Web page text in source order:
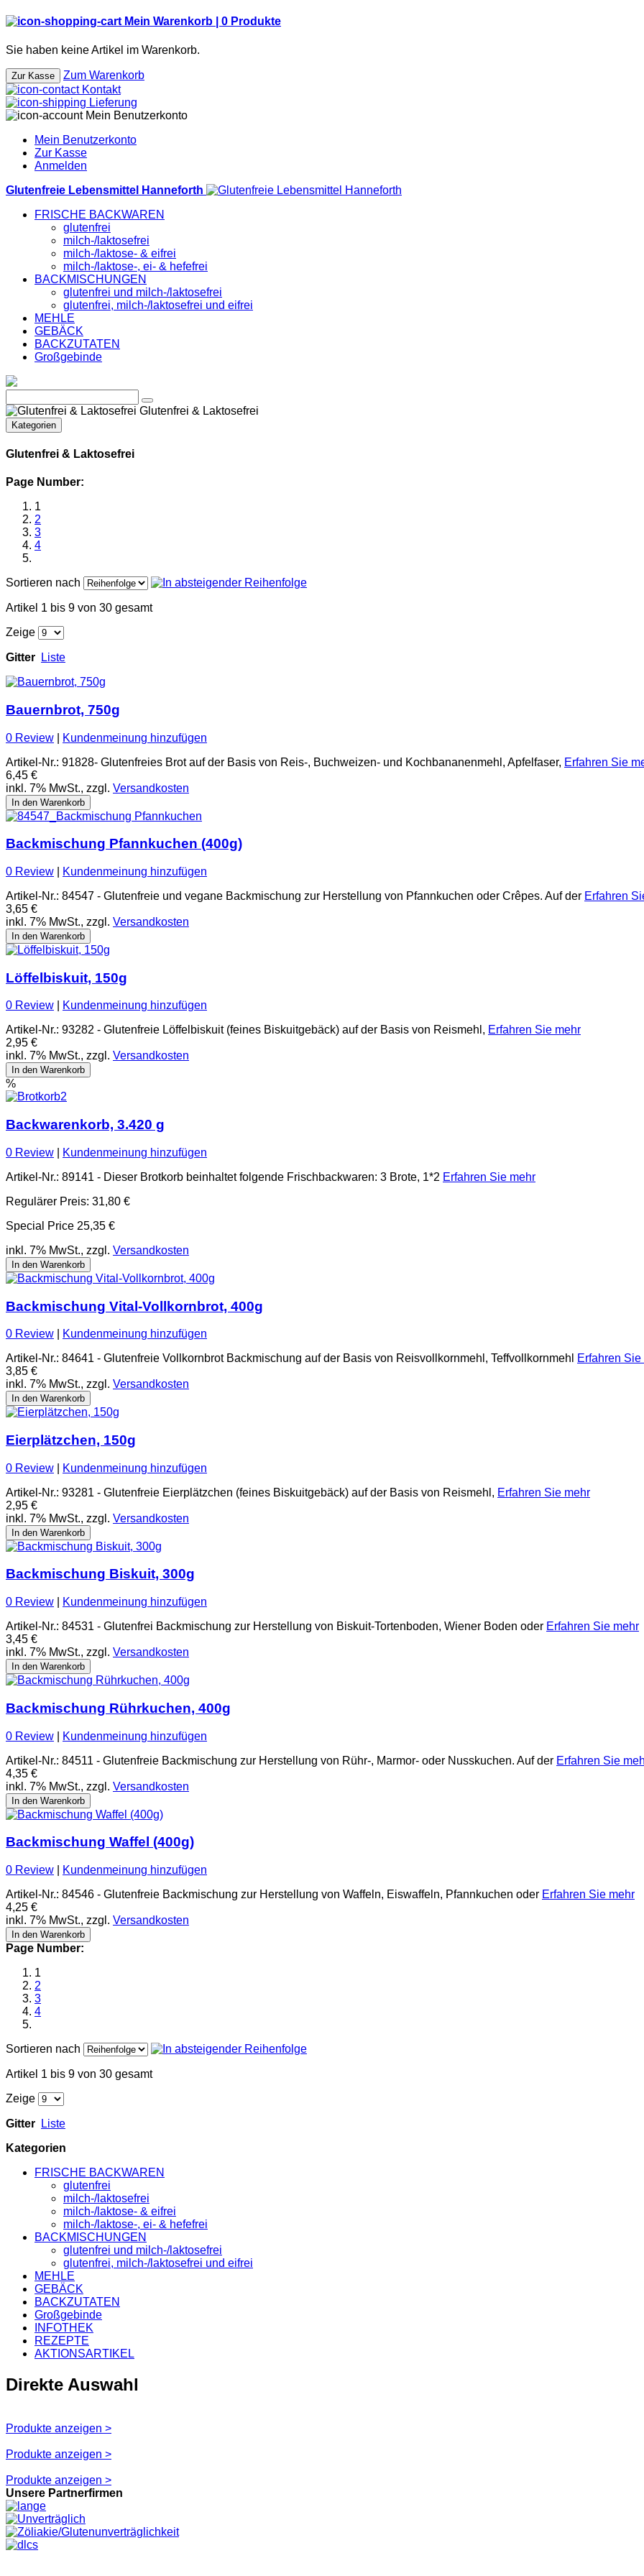
Mein Warenkorb | 0 Produkte
Sie haben keine Artikel im Warenkorb.
Zur Kasse
Zum Warenkorb
Kontakt
Lieferung
Mein Benutzerkonto
Mein Benutzerkonto
Zur Kasse
Anmelden
Glutenfreie Lebensmittel Hanneforth
FRISCHE BACKWAREN
glutenfrei
milch-/laktosefrei
milch-/laktose- & eifrei
milch-/laktose-, ei- & hefefrei
BACKMISCHUNGEN
glutenfrei und milch-/laktosefrei
glutenfrei, milch-/laktosefrei und eifrei
MEHLE
GEBÄCK
BACKZUTATEN
Großgebinde
Glutenfrei & Laktosefrei
Kategorien
Glutenfrei & Laktosefrei
Page Number:
1
2
3
4
Sortieren nach
Artikel 1 bis 9 von 30 gesamt
Zeige
Gitter Liste
Bauernbrot, 750g
0 Review
Kundenmeinung hinzufügen
Artikel-Nr.: 91828- Glutenfreies Brot auf der Basis von Reis-, Buchweizen- und Kochbananenmehl, Apfelfaser, Erfahren Sie
6,45 €
inkl. 7% MwSt., zzgl. Versandkosten
In den Warenkorb
Backmischung Pfannkuchen (400g)
0 Review
Kundenmeinung hinzufügen
Artikel-Nr.: 84547 - Glutenfreie und vegane Backmischung zur Herstellung von Pfannkuchen oder Crêpes. Auf der Erfahren
3,65 €
inkl. 7% MwSt., zzgl. Versandkosten
In den Warenkorb
Löffelbiskuit, 150g
0 Review
Kundenmeinung hinzufügen
Artikel-Nr.: 93282 - Glutenfreie Löffelbiskuit (feines Biskuitgebäck) auf der Basis von Reismehl, Erfahren Sie mehr
2,95 €
inkl. 7% MwSt., zzgl. Versandkosten
In den Warenkorb
%
Backwarenkorb, 3.420 g
0 Review
Kundenmeinung hinzufügen
Artikel-Nr.: 89141 - Dieser Brotkorb beinhaltet folgende Frischbackwaren: 3 Brote, 1*2 Erfahren Sie mehr
Regulärer Preis: 31,80 €
Special Price 25,35 €
inkl. 7% MwSt., zzgl. Versandkosten
In den Warenkorb
Backmischung Vital-Vollkornbrot, 400g
0 Review
Kundenmeinung hinzufügen
Artikel-Nr.: 84641 - Glutenfreie Vollkornbrot Backmischung auf der Basis von Reisvollkornmehl, Teffvollkornmehl
Erfahren Sie
3,85 €
inkl. 7% MwSt., zzgl. Versandkosten
In den Warenkorb
Eierplätzchen, 150g
0 Review
Kundenmeinung hinzufügen
Artikel-Nr.: 93281 - Glutenfreie Eierplätzchen (feines Biskuitgebäck) auf der Basis von Reismehl, Erfahren Sie mehr
2,95 €
inkl. 7% MwSt., zzgl. Versandkosten
In den Warenkorb
Backmischung Biskuit, 300g
0 Review
Kundenmeinung hinzufügen
Artikel-Nr.: 84531 - Glutenfrei Backmischung zur Herstellung von Biskuit-Tortenboden, Wiener Boden oder Erfahren Sie mehr
3,45 €
inkl. 7% MwSt., zzgl. Versandkosten
In den Warenkorb
Backmischung Rührkuchen, 400g
0 Review
Kundenmeinung hinzufügen
Artikel-Nr.: 84511 - Glutenfreie Backmischung zur Herstellung von Rühr-, Marmor- oder Nusskuchen. Auf der Erfahren Sie
4,35 €
inkl. 7% MwSt., zzgl. Versandkosten
In den Warenkorb
Backmischung Waffel (400g)
0 Review
Kundenmeinung hinzufügen
Artikel-Nr.: 84546 - Glutenfreie Backmischung zur Herstellung von Waffeln, Eiswaffeln, Pfannkuchen oder Erfahren Sie mehr
4,25 €
inkl. 7% MwSt., zzgl. Versandkosten
In den Warenkorb
Page Number:
1
2
3
4
Sortieren nach
Artikel 1 bis 9 von 30 gesamt
Zeige
Gitter
Liste
Kategorien
FRISCHE BACKWAREN
glutenfrei
milch-/laktosefrei
milch-/laktose- & eifrei
milch-/laktose-, ei- & hefefrei
BACKMISCHUNGEN
glutenfrei und milch-/laktosefrei
glutenfrei, milch-/laktosefrei und eifrei
MEHLE
GEBÄCK
BACKZUTATEN
Großgebinde
INFOTHEK
REZEPTE
AKTIONSARTIKEL
Direkte Auswahl
Produkte anzeigen >
Produkte anzeigen >
Produkte anzeigen >
Unsere Partnerfirmen